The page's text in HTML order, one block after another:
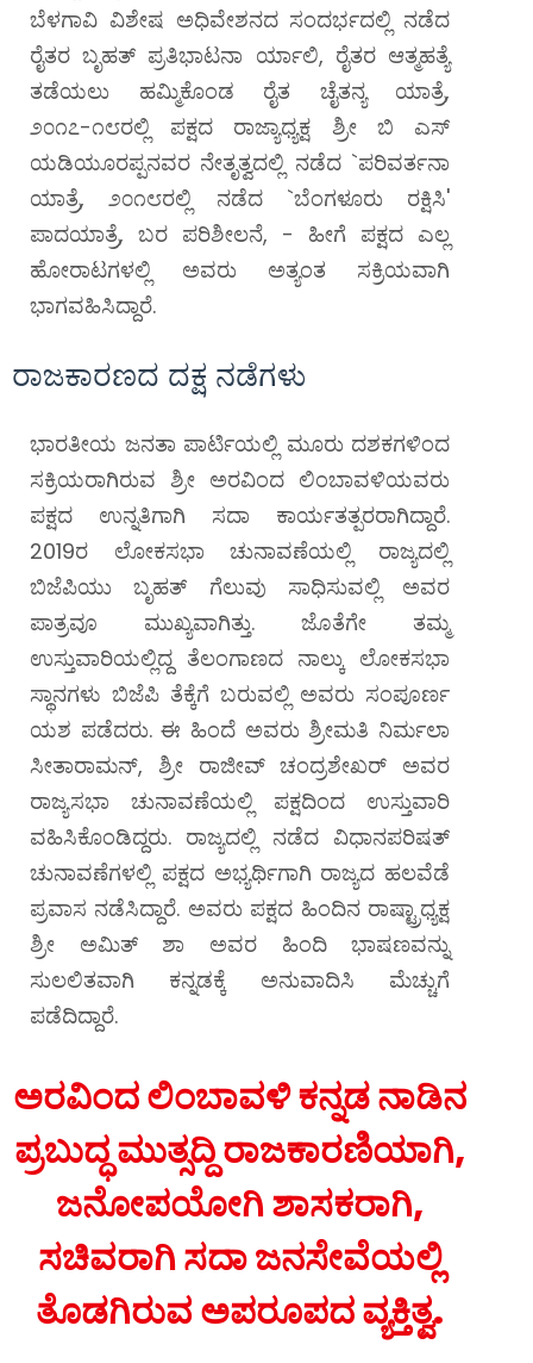
ಬೆಳಗಾವಿ ವಿಶೇಷ ಅಧಿವೇಶನದ ಸಂದರ್ಭದಲ್ಲಿ ನಡೆದ
ರೈತರ ಬೃಹತ್ ಪ್ರತಿಭಾಟನಾ ರ್ಯಾಲಿ, ರೈತರ ಆತ್ಮಹತ್ಯೆ
ತಡೆಯಲು ಹಮ್ಮಿಕೊಂಡ ರೈತ ಚೈತನ್ಯ ಯಾತ್ರೆ,
೨೦೧೭-೧೮ರಲ್ಲಿ ಪಕ್ಷದ ರಾಜ್ಯಾಧ್ಯಕ್ಷ ಶ್ರೀ ಬಿ ಎಸ್
ಯಡಿಯೂರಪ್ಪನವರ ನೇತೃತ್ವದಲ್ಲಿ ನಡೆದ `ಪರಿವರ್ತನಾ
ಯಾತ್ರೆ, ೨೦೧೮ರಲ್ಲಿ ನಡೆದ `ಬೆಂಗಳೂರು ರಕ್ಷಿಸಿ'
ಪಾದಯಾತ್ರೆ, ಬರ ಪರಿಶೀಲನೆ, - ಹೀಗೆ ಪಕ್ಷದ ಎಲ್ಲ
ಹೋರಾಟಗಳಲ್ಲಿ ಅವರು ಅತ್ಯಂತ ಸಕ್ರಿಯವಾಗಿ
ಭಾಗವಹಿಸಿದ್ದಾರೆ.
ರಾಜಕಾರಣದ ದಕ್ಷ ನಡೆಗಳು
ಭಾರತೀಯ ಜನತಾ ಪಾರ್ಟಿಯಲ್ಲಿ ಮೂರು ದಶಕಗಳಿಂದ
ಸಕ್ರಿಯರಾಗಿರುವ ಶ್ರೀ ಅರವಿಂದ ಲಿಂಬಾವಳಿಯವರು
ಪಕ್ಷದ ಉನ್ನತಿಗಾಗಿ ಸದಾ ಕಾರ್ಯತತ್ಪರರಾಗಿದ್ದಾರೆ.
2019ರ ಲೋಕಸಭಾ ಚುನಾವಣೆಯಲ್ಲಿ ರಾಜ್ಯದಲ್ಲಿ
ಬಿಜೆಪಿಯು ಬೃಹತ್‌ ಗೆಲುವು ಸಾಧಿಸುವಲ್ಲಿ ಅವರ
ಪಾತ್ರವೂ ಮುಖ್ಯವಾಗಿತ್ತು. ಜೊತೆಗೇ ತಮ್ಮ
ಉಸ್ತುವಾರಿಯಲ್ಲಿದ್ದ ತೆಲಂಗಾಣದ ನಾಲ್ಕು ಲೋಕಸಭಾ
ಸ್ಥಾನಗಳು ಬಿಜೆಪಿ ತೆಕ್ಕೆಗೆ ಬರುವಲ್ಲಿ ಅವರು ಸಂಪೂರ್ಣ
ಯಶ ಪಡೆದರು. ಈ ಹಿಂದೆ ಅವರು ಶ್ರೀಮತಿ ನಿರ್ಮಲಾ
ಸೀತಾರಾಮನ್, ಶ್ರೀ ರಾಜೀವ್ ಚಂದ್ರಶೇಖರ್ ಅವರ
ರಾಜ್ಯಸಭಾ ಚುನಾವಣೆಯಲ್ಲಿ ಪಕ್ಷದಿಂದ ಉಸ್ತುವಾರಿ
ವಹಿಸಿಕೊಂಡಿದ್ದರು. ರಾಜ್ಯದಲ್ಲಿ ನಡೆದ ವಿಧಾನಪರಿಷತ್
ಚುನಾವಣೆಗಳಲ್ಲಿ ಪಕ್ಷದ ಅಭ್ಯರ್ಥಿಗಾಗಿ ರಾಜ್ಯದ ಹಲವೆಡೆ
ಪ್ರವಾಸ ನಡೆಸಿದ್ದಾರೆ. ಅವರು ಪಕ್ಷದ ಹಿಂದಿನ ರಾಷ್ಟ್ರಾಧ್ಯಕ್ಷ
ಶ್ರೀ ಅಮಿತ್ ಶಾ ಅವರ ಹಿಂದಿ ಭಾಷಣವನ್ನು
ಸುಲಲಿತವಾಗಿ ಕನ್ನಡಕ್ಕೆ ಅನುವಾದಿಸಿ ಮೆಚ್ಚುಗೆ
ಪಡೆದಿದ್ದಾರೆ.
ಅರವಿಂದ ಲಿಂಬಾವಳಿ ಕನ್ನಡ ನಾಡಿನ
ಪ್ರಬುದ್ಧ ಮುತ್ಸದ್ದಿ ರಾಜಕಾರಣಿಯಾಗಿ,
ಜನೋಪಯೋಗಿ ಶಾಸಕರಾಗಿ,
ಸಚಿವರಾಗಿ ಸದಾ ಜನಸೇವೆಯಲ್ಲಿ
ತೊಡಗಿರುವ ಅಪರೂಪದ ವ್ಯಕ್ತಿತ್ವ.